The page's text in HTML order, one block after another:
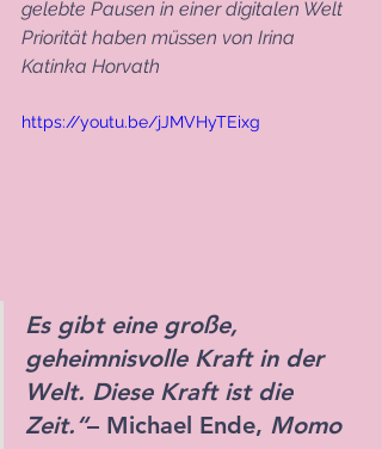
gelebte Pausen in einer digitalen Welt
Priorität haben müssen von Irina
Katinka Horvath
https://youtu.be/jJMVHyTEixg
Es gibt eine große,
geheimnisvolle Kraft in der
Welt. Diese Kraft ist die
Zeit.“– Michael Ende, Momo